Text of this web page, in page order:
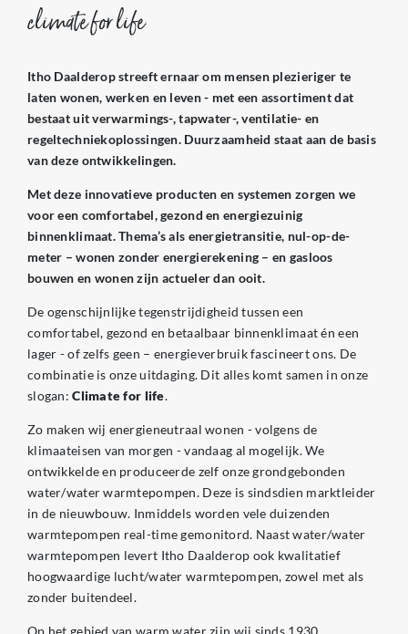
climate for life
Itho Daalderop streeft ernaar om mensen plezieriger te
laten wonen, werken en leven - met een assortiment dat
bestaat uit verwarmings-, tapwater-, ventilatie- en
regeltechniekoplossingen. Duurzaamheid staat aan de basis
van deze ontwikkelingen.
Met deze innovatieve producten en systemen zorgen we
voor een comfortabel, gezond en energiezuinig
binnenklimaat. Thema’s als energietransitie, nul-op-de-
meter – wonen zonder energierekening – en gasloos
bouwen en wonen zijn actueler dan ooit.
De ogenschijnlijke tegenstrijdigheid tussen een
comfortabel, gezond en betaalbaar binnenklimaat én een
lager - of zelfs geen – energieverbruik fascineert ons. De
combinatie is onze uitdaging. Dit alles komt samen in onze
slogan:Climate for life.
Zo maken wij energieneutraal wonen - volgens de
klimaateisen van morgen - vandaag al mogelijk. We
ontwikkelde en produceerde zelf onze grondgebonden
water/water warmtepompen. Deze is sindsdien marktleider
in de nieuwbouw. Inmiddels worden vele duizenden
warmtepompen real-time gemonitord. Naast water/water
warmtepompen levert Itho Daalderop ook kwalitatief
hoogwaardige lucht/water warmtepompen, zowel met als
zonder buitendeel.
Op het gebied van warm water zijn wij sinds 1930